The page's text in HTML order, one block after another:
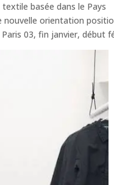
basée dans le Pays
orientation
03, fin janvier, début